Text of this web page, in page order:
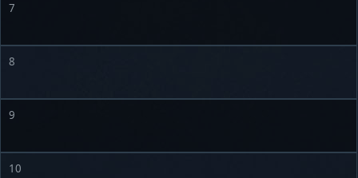
7
8
9
10